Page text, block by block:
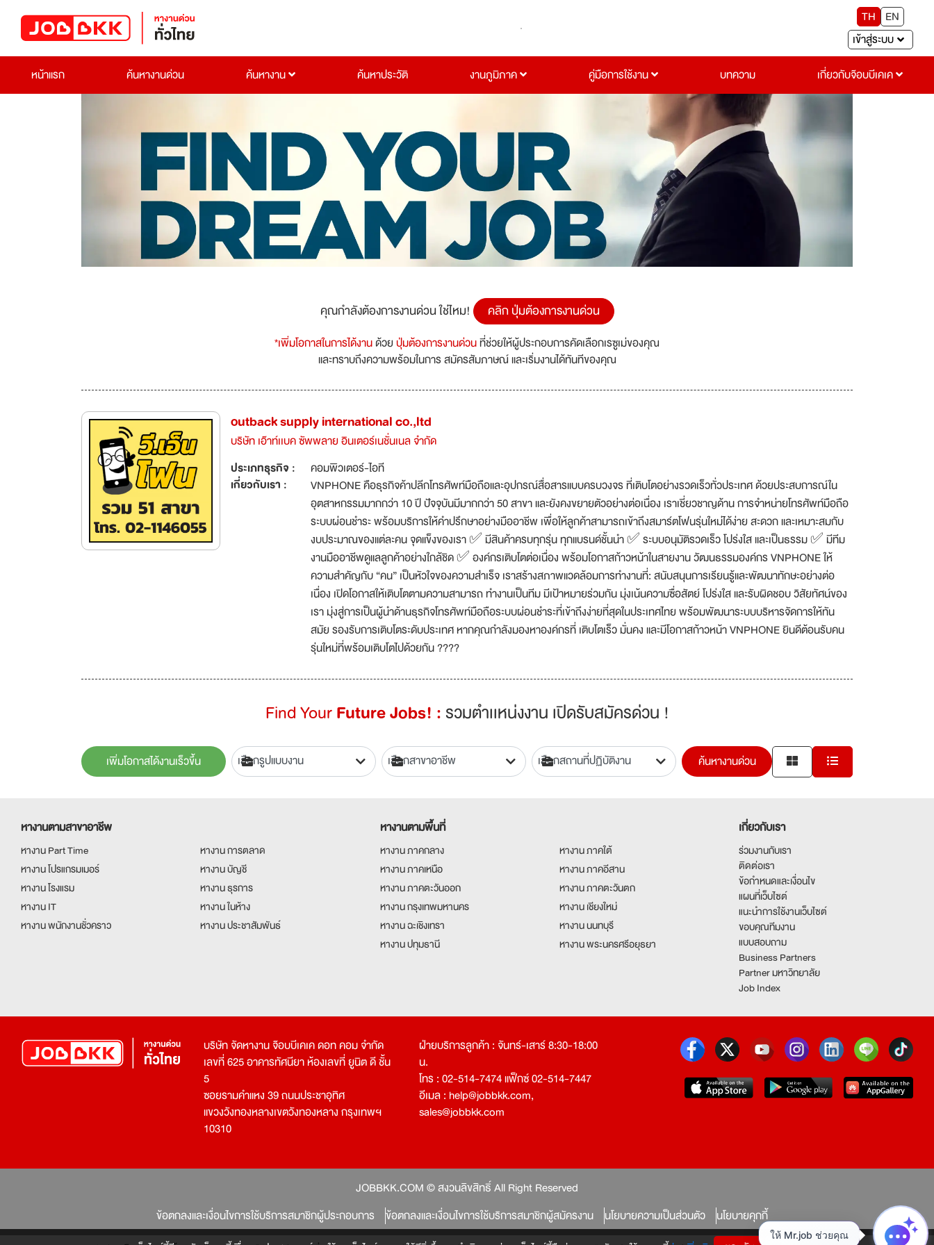
TH
EN
เข้าสู่ระบบ
หน้าแรก
ค้นหางานด่วน ค้นหางาน ค้นหาประวัติ งานภูมิภาค คู่มือการใช้งาน บทความ เกี่ยวกับจ๊อบบีเคเค
คุณกำลังต้องการงานด่วน ใช่ไหม! คลิก ปุ่มต้องการงานด่วน
*เพิ่มโอกาสในการได้งานด้วยปุ่มต้องการงานด่วนที่ช่วยให้ผู้ประกอบการคัดเลือกเรซูเม่ของคุณ
และทราบถึงความพร้อมในการ สมัครสัมภาษณ์ และเริ่มงานได้ทันทีของคุณ
outback supply international co.,ltd
บริษัท เอ๊าท์เเบค ซัพพลาย อินเตอร์เนชั่นเนล จำกัด
ประเภทธุรกิจ :
คอมพิวเตอร์-ไอที
เกี่ยวกับเรา :
VNPHONE คือธุรกิจค้าปลีกโทรศัพท์มือถือและอุปกรณ์สื่อสารแบบครบวงจร ที่เติบโตอย่างรวดเร็วทั่วประเทศ ด้วยประสบการณ์ใน
อุตสาหกรรมมากกว่า 10 ปี ปัจจุบันมีมากกว่า 50 สาขา และยังคงขยายตัวอย่างต่อเนื่อง เราเชี่ยวชาญด้าน การจำหน่ายโทรศัพท์มือถือ
ระบบผ่อนชำระ พร้อมบริการให้คำปรึกษาอย่างมืออาชีพ เพื่อให้ลูกค้าสามารถเข้าถึงสมาร์ตโฟนรุ่นใหม่ได้ง่าย สะดวก และเหมาะสมกับ
งบประมาณของแต่ละคน จุดแข็งของเรา ✅ มีสินค้าครบทุกรุ่น ทุกแบรนด์ชั้นนำ ✅ ระบบอนุมัติรวดเร็ว โปร่งใส และเป็นธรรม ✅ มีทีม
งานมืออาชีพดูแลลูกค้าอย่างใกล้ชิด ✅ องค์กรเติบโตต่อเนื่อง พร้อมโอกาสก้าวหน้าในสายงาน วัฒนธรรมองค์กร VNPHONE ให้
ความสำคัญกับ “คน” เป็นหัวใจของความสำเร็จ เราสร้างสภาพแวดล้อมการทำงานที่: สนับสนุนการเรียนรู้และพัฒนาทักษะอย่างต่อ
เนื่อง เปิดโอกาสให้เติบโตตามความสามารถ ทำงานเป็นทีม มีเป้าหมายร่วมกัน มุ่งเน้นความซื่อสัตย์ โปร่งใส และรับผิดชอบ วิสัยทัศน์ของ
เรา มุ่งสู่การเป็นผู้นำด้านธุรกิจโทรศัพท์มือถือระบบผ่อนชำระที่เข้าถึงง่ายที่สุดในประเทศไทย พร้อมพัฒนาระบบบริหารจัดการให้ทัน
สมัย รองรับการเติบโตระดับประเทศ หากคุณกำลังมองหาองค์กรที่ เติบโตเร็ว มั่นคง และมีโอกาสก้าวหน้า VNPHONE ยินดีต้อนรับคน
รุ่นใหม่ที่พร้อมเติบโตไปด้วยกัน ????
Find YourFuture Jobs! :รวมตำเเหน่งงาน เปิดรับสมัครด่วน !
เพิ่มโอกาสได้งานเร็วขึ้น ค้นหางานด่วน
หางานตามสาขาอาชีพ
หางาน Part Time
หางาน การตลาด
หางาน โปรแกรมเมอร์
หางาน บัญชี
หางาน โรงแรม
หางาน ธุรการ
หางาน IT
หางาน ในห้าง
หางาน พนักงานชั่วคราว
หางาน ประชาสัมพันธ์
หางานตามพื้นที่
หางาน ภาคกลาง
หางาน ภาคใต้
หางาน ภาคเหนือ
หางาน ภาคอีสาน
หางาน ภาคตะวันออก
หางาน ภาคตะวันตก
หางาน กรุงเทพมหานคร
หางาน เชียงใหม่
หางาน ฉะเชิงเทรา
หางาน นนทบุรี
หางาน ปทุมธานี
หางาน พระนครศรีอยุธยา
เกี่ยวกับเรา
ร่วมงานกับเรา
ติดต่อเรา
ข้อกำหนดและเงื่อนไข
แผนที่เว็บไซต์
แนะนำการใช้งานเว็บไซต์
ขอบคุณทีมงาน
แบบสอบถาม
Business Partners
Partner มหาวิทยาลัย
Job Index
บริษัท จัดหางาน จ๊อบบีเคเค ดอท คอม จำกัด
เลขที่ 625 อาคารทัศนียา ห้องเลขที่ ยูนิต ดี ชั้น
5
ซอยรามคำแหง 39 ถนนประชาอุทิศ
แขวงวังทองหลางเขตวังทองหลาง กรุงเทพฯ
10310
ฝ่ายบริการลูกค้า : จันทร์-เสาร์ 8:30-18:00
น.
โทร : 02-514-7474 แฟ็กซ์ 02-514-7447
อีเมล : help@jobbkk.com,
sales@jobbkk.com
JOBBKK.COM © สงวนลิขสิทธิ์ All Right Reserved
ข้อตกลงและเงื่อนไขการใช้บริการสมาชิกผู้ประกอบการ
ข้อตกลงและเงื่อนไขการใช้บริการสมาชิกผู้สมัครงาน นโยบายความเป็นส่วนตัว
นโยบายคุกกี้